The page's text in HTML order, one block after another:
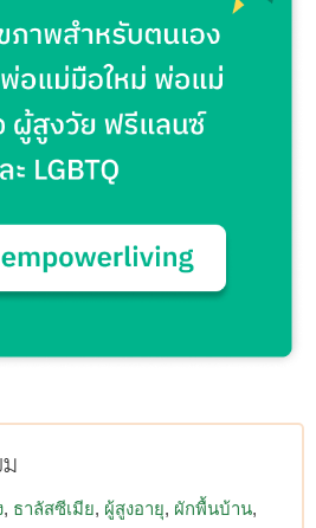
ธาลัสซีเมีย ผู้สูงอายุ ผักพื้นบ้าน